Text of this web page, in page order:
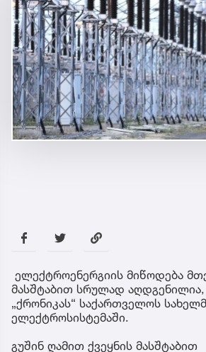
ელექტროენერგიის მიწოდება
მასშტაბით სრულად აღდგენილია,
„ქრონიკას“ საქართველოს
ელექტროსისტემაში.
გუშინ ღამით ქვეყნის მასშტაბით